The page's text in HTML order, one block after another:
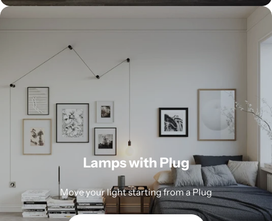
Lamps with Plug
Move your light starting from a Plug